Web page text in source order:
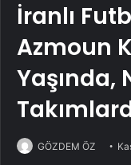
İranlı
Azmoun
Yaşında,
GÖZDEM ÖZ